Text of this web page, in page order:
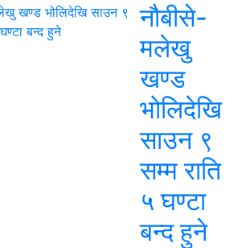
नौबीसे-
मलेखु
खण्ड
भोलिदेखि
साउन ९
सम्म राति
५ घण्टा
बन्द हुने